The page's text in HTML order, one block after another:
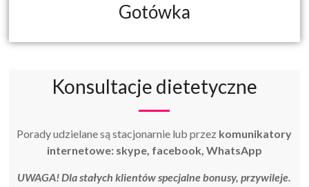
Gotówka
Konsultacje dietetyczne
Porady udzielane są stacjonarnie lub przez komunikatory
internetowe: skype, facebook, WhatsApp
UWAGA! Dla stałych klientów specjalne bonusy, przywileje.